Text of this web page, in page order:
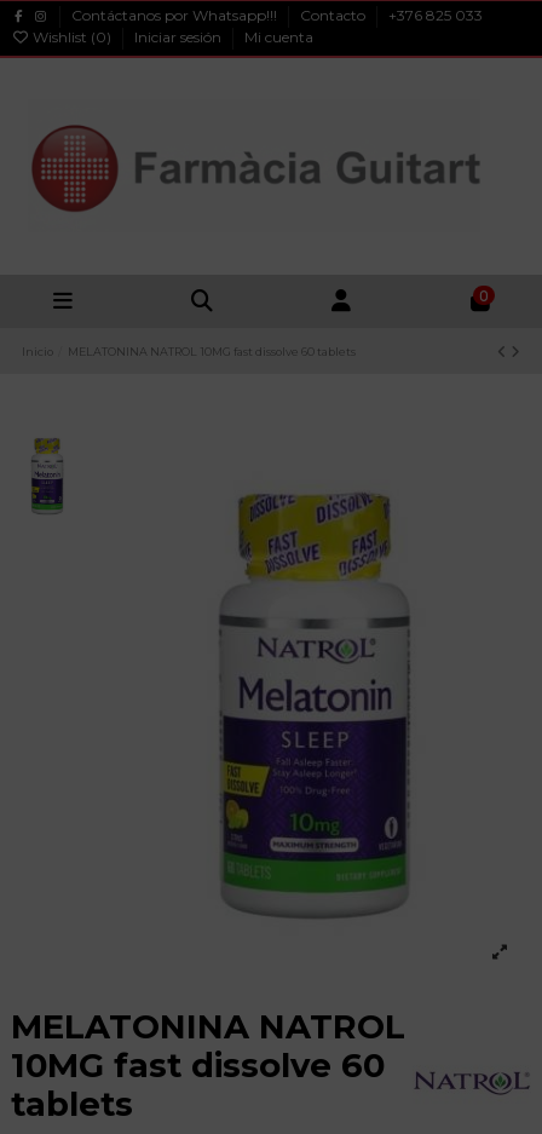
Contáctanos por Whatsapp!!! Contacto
+376 825 033
Wishlist (0) Iniciar sesión Mi cuenta
0
Inicio MELATONINA NATROL 10MG fast dissolve 60 tablets
MELATONINA NATROL
10MG fast dissolve 60
tablets